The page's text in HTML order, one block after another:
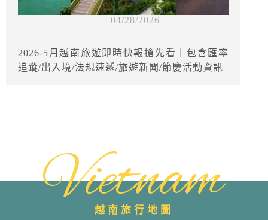
04/28/2026
2026-5月越南旅遊即時快報搶先看｜包含匯率
追蹤/出入境/法規速遞/旅遊新聞/節慶活動資訊
Vietnam
越南旅行地圖